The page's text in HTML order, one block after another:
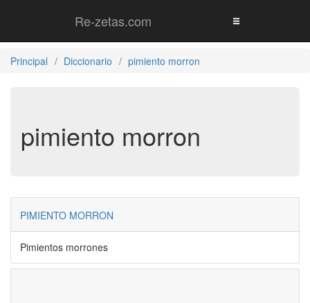
Re-zetas.com
Principal Diccionario pimiento morron
pimiento morron
PIMIENTO MORRON
Pimientos morrones